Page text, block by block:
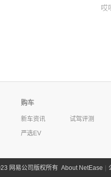
哎
购车
新车资讯
试驾评测
严选EV
网易公司版权所有 About NetEase